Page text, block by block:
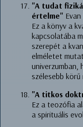
"A tudat
értelme"
Ez a könyv a
kapcsolatába
szerepét a
elméletet
univerzumban,
szélesebb
"A titkos
Ez a teozófia
a spirituális